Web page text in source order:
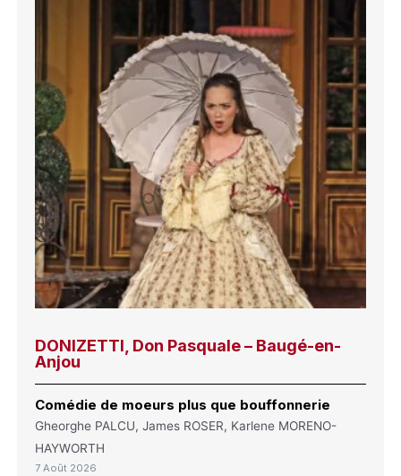
DONIZETTI, Don Pasquale – Baugé-en-
Anjou
Comédie de moeurs plus que bouffonnerie
Gheorghe PALCU, James ROSER, Karlene MORENO-
HAYWORTH
7 Août 2026